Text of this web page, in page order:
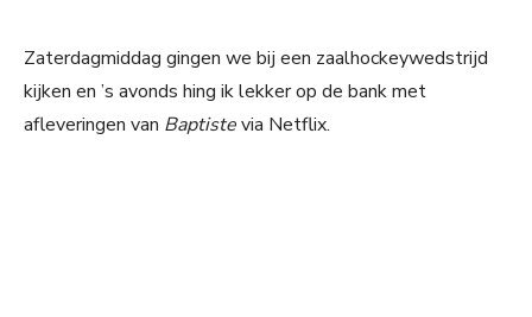
Zaterdagmiddag gingen we bij een zaalhockeywedstrijd
kijken en ’s avonds hing ik lekker op de bank met
afleveringen van Baptistevia Netflix.